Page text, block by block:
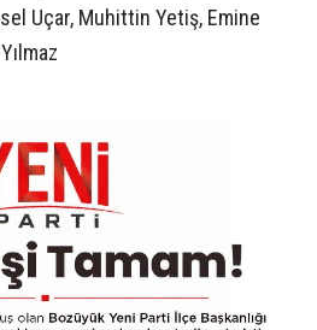
Uçar, Muhittin Yetiş, Emine